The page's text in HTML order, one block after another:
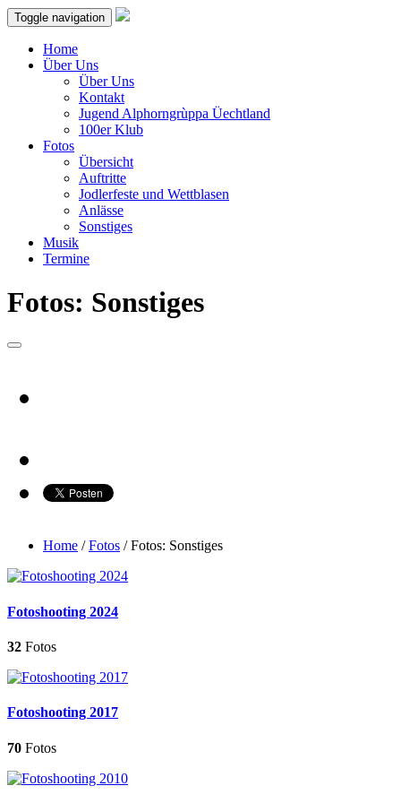
Toggle navigation
Home
Über Uns
Über Uns
Kontakt
Jugend Alphorngrùppa Üechtland
100er Klub
Fotos
Übersicht
Auftritte
Jodlerfeste und Wettblasen
Anlässe
Sonstiges
Musik
Termine
Fotos: Sonstiges
Home /Fotos /Fotos: Sonstiges
Fotoshooting 2024
32 Fotos
Fotoshooting 2017
70 Fotos